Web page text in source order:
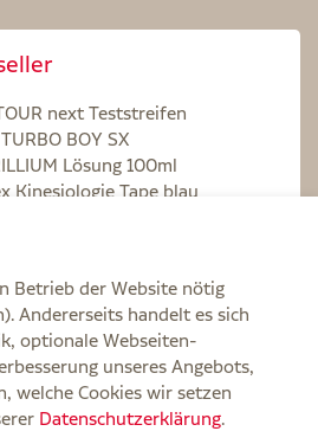
next Teststreifen
BOY SX
Lösung 100ml
Kinesiologie Tape blau
Widerruf Impressum
Betrieb der Website nötig
Andererseits handelt es sich
optionale Webseiten-
unseres Angebots,
welche Cookies wir setzen
Datenschutzerklärung.